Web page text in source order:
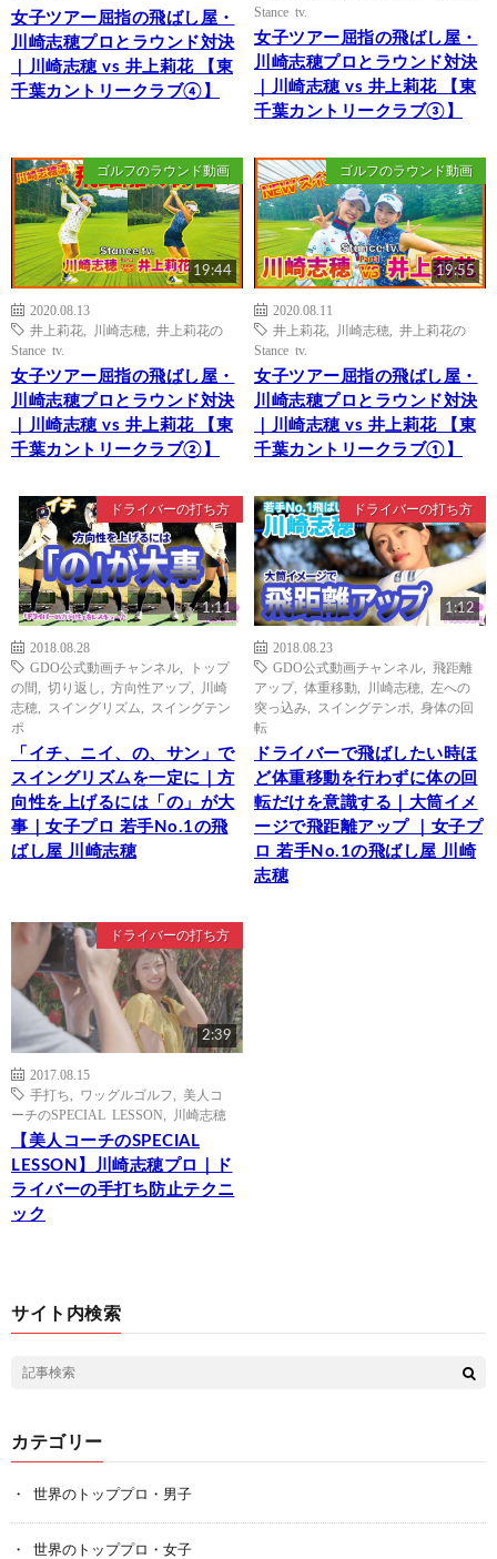
女子ツアー屈指の飛ばし屋・
川崎志穂プロとラウンド対決
｜川崎志穂 vs 井上莉花 【東
千葉カントリークラブ④】
Stance tv.
女子ツアー屈指の飛ばし屋・
川崎志穂プロとラウンド対決
｜川崎志穂 vs 井上莉花 【東
千葉カントリークラブ③】
ゴルフのラウンド動画
19:44
2020.08.13
井上莉花
川崎志穂
井上莉花の
Stance tv.
女子ツアー屈指の飛ばし屋・
川崎志穂プロとラウンド対決
｜川崎志穂 vs 井上莉花 【東
千葉カントリークラブ②】
ゴルフのラウンド動画
19:55
2020.08.11
井上莉花
川崎志穂
井上莉花の
Stance tv.
女子ツアー屈指の飛ばし屋・
川崎志穂プロとラウンド対決
｜川崎志穂 vs 井上莉花 【東
千葉カントリークラブ①】
ドライバーの打ち方
1:11
2018.08.28
GDO公式動画チャンネル
トップ
の間
切り返し 方向性アップ,
川崎
志穂
スイングリズム
スイングテン
ポ
「イチ、ニイ、の、サン」で
スイングリズムを一定に｜方
向性を上げるには「の」が大
事｜女子プロ 若手No.1の飛
ばし屋 川崎志穂
ドライバーの打ち方
1:12
2018.08.23
GDO公式動画チャンネル
飛距離
アップ, 体重移動 川崎志穂
左への
突っ込み
スイングテンポ
身体の回
転
ドライバーで飛ばしたい時ほ
ど体重移動を行わずに体の回
転だけを意識する｜大筒イメ
ージで飛距離アップ ｜女子プ
ロ 若手No.1の飛ばし屋 川崎
志穂
ドライバーの打ち方
2:39
2017.08.15
手打ち
ワッグルゴルフ
美人コ
ーチのSPECIAL LESSON
川崎志穂
【美人コーチのSPECIAL
LESSON】川崎志穂プロ｜ド
ライバーの手打ち防止テクニ
ック
サイト内検索
カテゴリー
世界のトッププロ・男子
世界のトッププロ・女子